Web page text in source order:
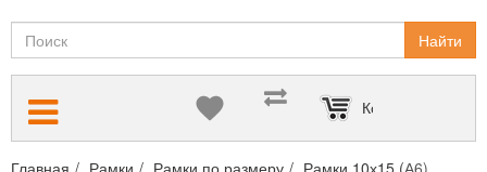
Найти
Корзина пуста
Главная Рамки Рамки по размеру Рамки 10х15 (А6)